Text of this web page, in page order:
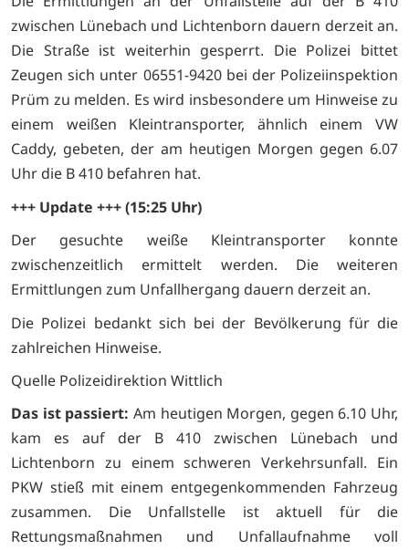
zwischen Lünebach und Lichtenborn dauern derzeit an.
Die Straße ist weiterhin gesperrt. Die Polizei bittet
Zeugen sich unter 06551-9420 bei der Polizeiinspektion
Prüm zu melden. Es wird insbesondere um Hinweise zu
einem weißen Kleintransporter, ähnlich einem VW
Caddy, gebeten, der am heutigen Morgen gegen 6.07
Uhr die B 410 befahren hat.
+++ Update +++ (15:25 Uhr)
Der gesuchte weiße Kleintransporter konnte
zwischenzeitlich ermittelt werden. Die weiteren
Ermittlungen zum Unfallhergang dauern derzeit an.
Die Polizei bedankt sich bei der Bevölkerung für die
zahlreichen Hinweise.
Quelle Polizeidirektion Wittlich
Das ist passiert: Am heutigen Morgen, gegen 6.10 Uhr,
kam es auf der B 410 zwischen Lünebach und
Lichtenborn zu einem schweren Verkehrsunfall. Ein
PKW stieß mit einem entgegenkommenden Fahrzeug
zusammen. Die Unfallstelle ist aktuell für die
Rettungsmaßnahmen und Unfallaufnahme voll